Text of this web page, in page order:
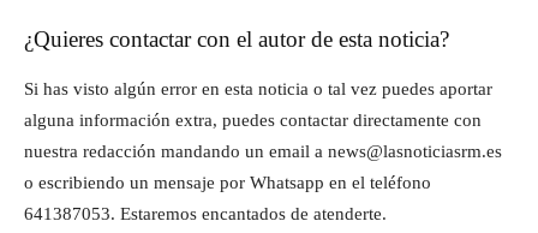
¿Quieres contactar con el autor de esta noticia?
Si has visto algún error en esta noticia o tal vez puedes aportar
alguna información extra, puedes contactar directamente con
nuestra redacción mandando un email a news@lasnoticiasrm.es
o escribiendo un mensaje por Whatsapp en el teléfono
641387053. Estaremos encantados de atenderte.